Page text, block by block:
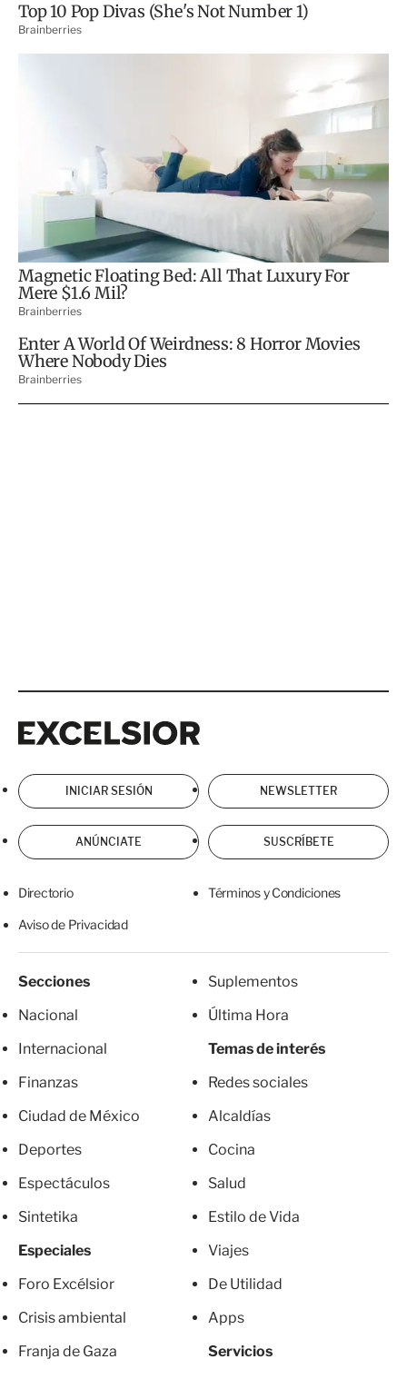
INICIAR SESIÓN NEWSLETTER
ANÚNCIATE SUSCRÍBETE
Directorio Términos y Condiciones
Aviso de Privacidad
Secciones
Nacional
Internacional
Finanzas
Ciudad de México
Deportes
Espectáculos
Sintetika
Especiales
Foro Excélsior
Crisis ambiental
Franja de Gaza
Suplementos
Última Hora
Temas de interés
Redes sociales
Alcaldías
Cocina
Salud
Estilo de Vida
Viajes
De Utilidad
Apps
Servicios